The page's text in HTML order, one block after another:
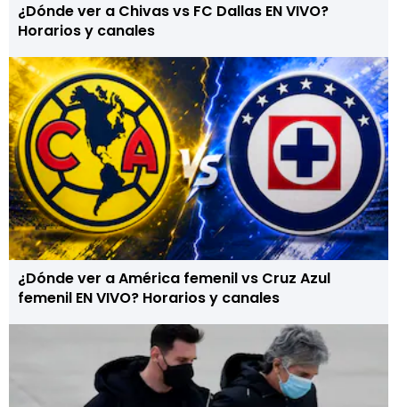
¿Dónde ver a Chivas vs FC Dallas EN VIVO?
Horarios y canales
¿Dónde ver a América femenil vs Cruz Azul
femenil EN VIVO? Horarios y canales